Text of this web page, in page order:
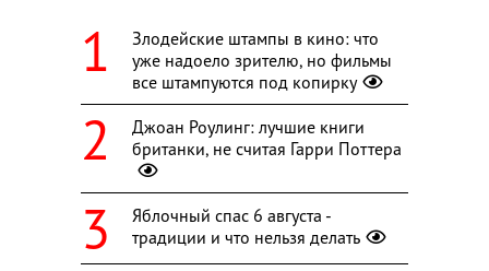
Злодейские штампы в кино: что
уже надоело зрителю, но фильмы
все штампуются под копирку
Джоан Роулинг: лучшие книги
британки, не считая Гарри Поттера
Яблочный спас 6 августа -
традиции и что нельзя делать